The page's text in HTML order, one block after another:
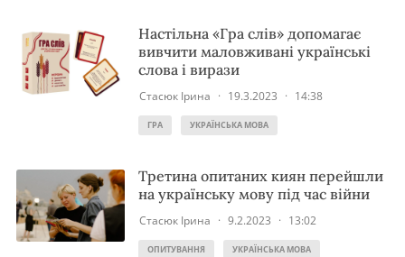
Настільна «Гра слів» допомагає
вивчити маловживані українські
слова і вирази
Стасюк Ірина · 19.3.2023 · 14:38
ГРА УКРАЇНСЬКА МОВА
Третина опитаних киян перейшли
на українську мову під час війни
Стасюк Ірина · 9.2.2023 · 13:02
ОПИТУВАННЯ УКРАЇНСЬКА МОВА